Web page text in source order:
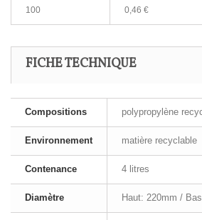
100 0,46 €
FICHE TECHNIQUE
Compositions polypropylène
Environnement matière recyclable
Contenance 4 litres
Diamètre Haut: 220mm /